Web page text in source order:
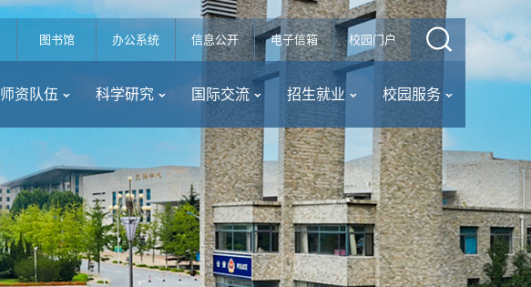
图书馆 办公系统 信息公开 电子信箱 校园门户
师资队伍 科学研究 国际交流 招生就业 校园服务